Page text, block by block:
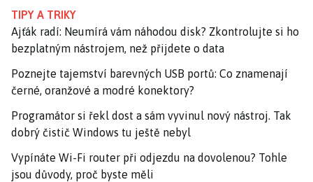
TIPY A TRIKY
Ajťák radí: Neumírá vám náhodou disk? Zkontrolujte si ho
bezplatným nástrojem, než přijdete o data
Poznejte tajemství barevných USB portů: Co znamenají
černé, oranžové a modré konektory?
Programátor si řekl dost a sám vyvinul nový nástroj. Tak
dobrý čistič Windows tu ještě nebyl
Vypínáte Wi-Fi router při odjezdu na dovolenou? Tohle
jsou důvody, proč byste měli